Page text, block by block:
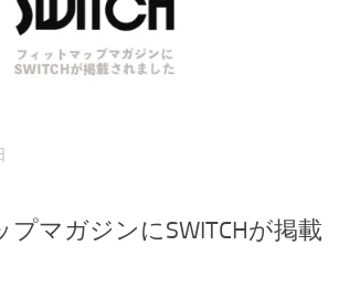
マガジンにSWITCHが掲載